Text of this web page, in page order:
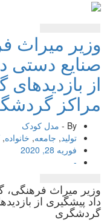
وزیر میراث
صنایع دستی
از
مراكز
By -
مدل کودک
تولید, جامعه, خانواده,
فوریه 28, 2020
-
وزیر میراث
داد پیشگیری از
گردشگری